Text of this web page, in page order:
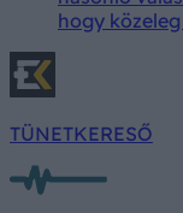
hogy
TÜNETKERESŐ